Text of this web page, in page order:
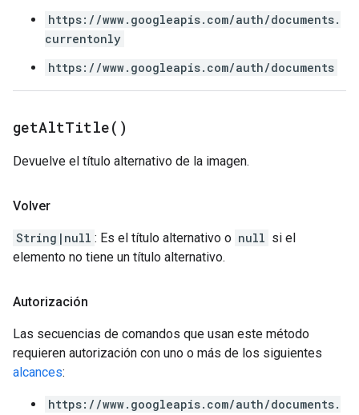
https://www.googleapis.com/auth/documents.
currentonly
https://www.googleapis.com/auth/documents
getAltTitle( )
Devuelve el título alternativo de la imagen.
Volver
String|null : Es el título alternativo o null si el
elemento no tiene un título alternativo.
Autorización
Las secuencias de comandos que usan este método
requieren autorización con uno o más de los siguientes
alcances:
https://www.googleapis.com/auth/documents.